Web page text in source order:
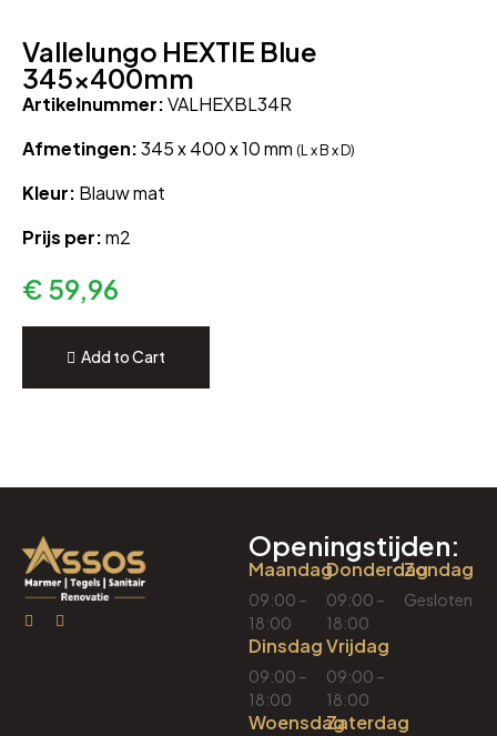
Vallelungo HEXTIE Blue
345x400mm
Artikelnummer:VALHEXBL34R
Afmetingen:345 x 400 x 10 mm (L x B x D)
Kleur: Blauw mat
Prijs per:m2
€ 59,96
Add to Cart
Openingstijden:
Maandag
09:00 –
18:00
Dinsdag
09:00 –
18:00
Woensdag
Donderdag
09:00 –
18:00
Vrijdag
09:00 –
18:00
Zaterdag
Zondag
Gesloten